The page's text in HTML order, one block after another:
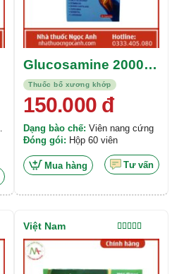
Thuốc bổ xương khớp
Glucosamine 2000
MK7 + Collagen Tup
II
150.000đ
Dạng bào chế: Viên nang cứng
Đóng gói: Hộp 60 viên
Mua hàng Tư vấn
Được xếp
hạng5.00
Việt Nam